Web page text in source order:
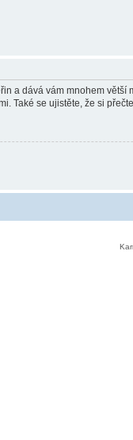
a dává vám mnohem
Také se ujistěte, že si